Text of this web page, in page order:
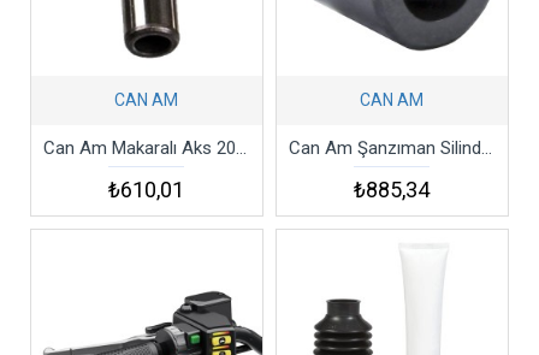
CAN AM
Can Am Makaralı Aks 2012-2018 Outlander Max Outlander Axle Roller
₺610,01
CAN AM
Can Am Şanzıman Silindiri Outlander Maverıck Roller
₺885,34